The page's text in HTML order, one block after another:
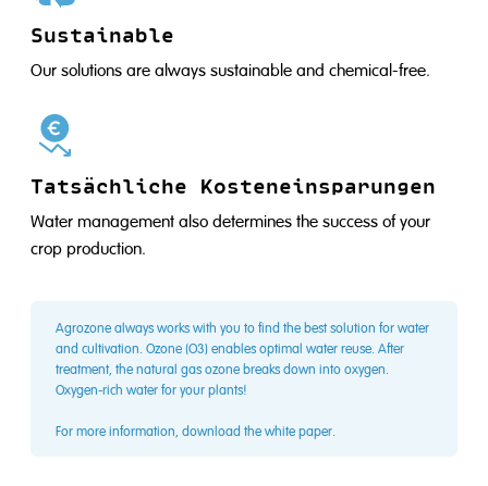
Sustainable
Our solutions are always sustainable and chemical-free.
Tatsächliche Kosteneinsparungen
Water management also determines the success of your
crop production.
Agrozone always works with you to find the best solution for water
and cultivation. Ozone (O3) enables optimal water reuse. After
treatment, the natural gas ozone breaks down into oxygen.
Oxygen-rich water for your plants!
For more information, download the white paper.